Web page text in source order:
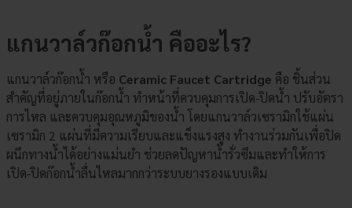
แกนวาล์วก๊อกน้ำ คืออะไร?
แกนวาล์วก๊อกน้ำ หรือ Ceramic Faucet Cartridge คือ ชิ้นส่วน
สำคัญที่อยู่ภายในก๊อกน้ำ ทำหน้าที่ควบคุมการเปิด-ปิดน้ำ ปรับอัตรา
การไหล และควบคุมอุณหภูมิของน้ำ โดยแกนวาล์วเซรามิกใช้แผ่น
เซรามิก 2 แผ่นที่มีความเรียบและแข็งแรงสูง ทำงานร่วมกันเพื่อปิด
ผนึกทางน้ำได้อย่างแม่นยำ ช่วยลดปัญหาน้ำรั่วซึมและทำให้การ
เปิด-ปิดก๊อกน้ำลื่นไหลมากกว่าระบบยางรองแบบเดิม